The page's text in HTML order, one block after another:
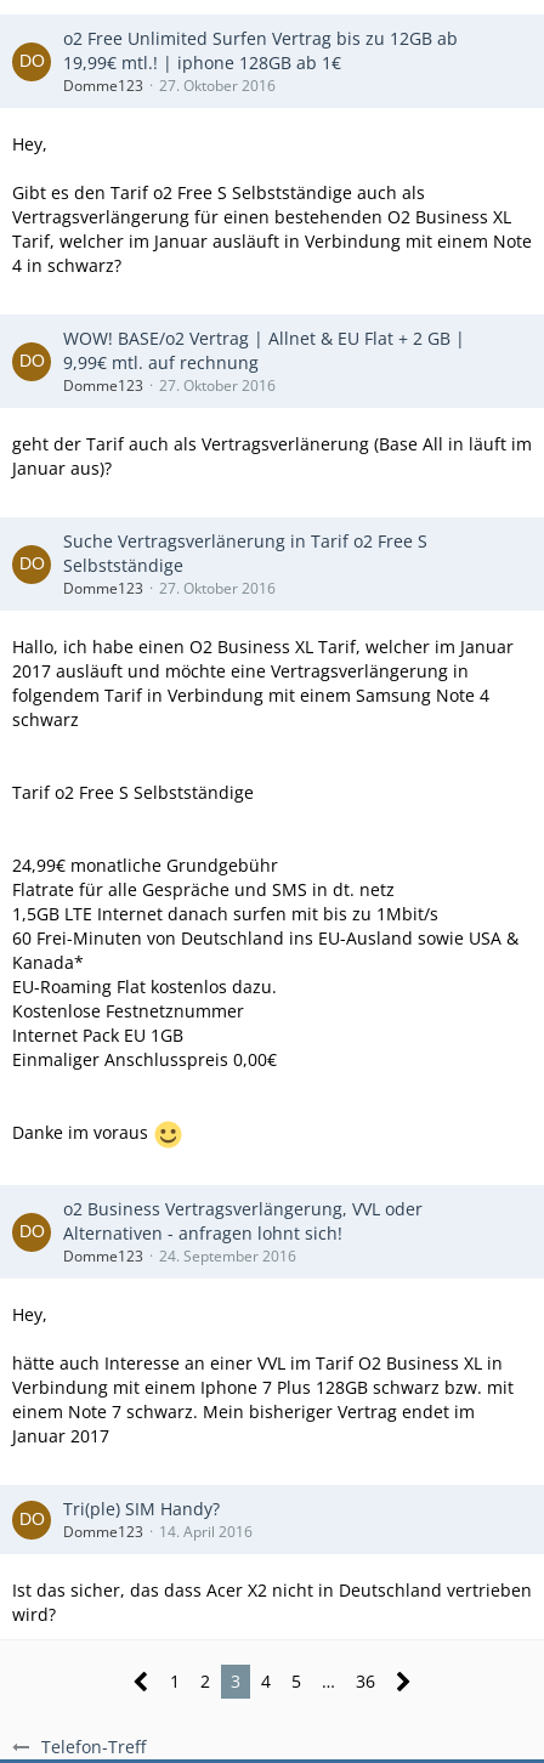
Telefon-Treff
o2 Free Unlimited Surfen Vertrag bis zu 12GB ab
19,99€ mtl.! | iphone 128GB ab 1€
Domme123 27. Oktober 2016
Hey,
Gibt es den Tarif o2 Free S Selbstständige auch als
Vertragsverlängerung für einen bestehenden O2 Business XL
Tarif, welcher im Januar ausläuft in Verbindung mit einem Note
4 in schwarz?
WOW! BASE/o2 Vertrag | Allnet & EU Flat + 2 GB |
9,99€ mtl. auf rechnung
Domme123 27. Oktober 2016
geht der Tarif auch als Vertragsverlänerung (Base All in läuft im
Januar aus)?
Suche Vertragsverlänerung in Tarif o2 Free S
Selbstständige
Domme123 27. Oktober 2016
Hallo, ich habe einen O2 Business XL Tarif, welcher im Januar
2017 ausläuft und möchte eine Vertragsverlängerung in
folgendem Tarif in Verbindung mit einem Samsung Note 4
schwarz
Tarif o2 Free S Selbstständige
24,99€ monatliche Grundgebühr
Flatrate für alle Gespräche und SMS in dt. netz
1,5GB LTE Internet danach surfen mit bis zu 1Mbit/s
60 Frei-Minuten von Deutschland ins EU-Ausland sowie USA &
Kanada*
EU-Roaming Flat kostenlos dazu.
Kostenlose Festnetznummer
Internet Pack EU 1GB
Einmaliger Anschlusspreis 0,00€
Danke im voraus
o2 Business Vertragsverlängerung, VVL oder
Alternativen - anfragen lohnt sich!
Domme123 24. September 2016
Hey,
hätte auch Interesse an einer VVL im Tarif O2 Business XL in
Verbindung mit einem Iphone 7 Plus 128GB schwarz bzw. mit
einem Note 7 schwarz. Mein bisheriger Vertrag endet im
Januar 2017
Tri(ple) SIM Handy?
Domme123 14. April 2016
Ist das sicher, das dass Acer X2 nicht in Deutschland vertrieben
wird?
1 2 3 4 5 … 36